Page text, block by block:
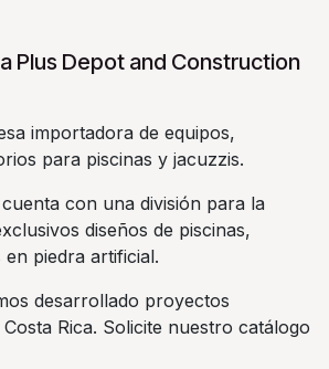
Plus Depot and Construction
importadora de equipos,
para piscinas y jacuzzis.
con una división para la
diseños de piscinas,
piedra artificial.
desarrollado proyectos
Rica. Solicite nuestro catálogo